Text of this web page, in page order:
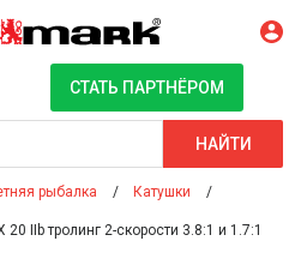
СТАТЬ ПАРТНЁРОМ
НАЙТИ
рыбалка
Катушки
20 IIb тролинг 2-скорости 3.8:1 и 1.7:1